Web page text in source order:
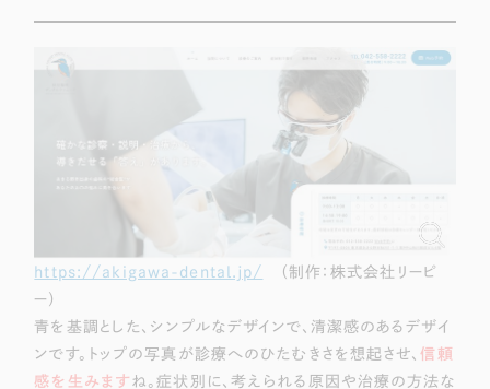
マーケティングDX支援
コーポレートサイト制作
ECサイト制作
ブランドサイト制作
? よくある質問
（12件）
（1件）
オプションサービス
お客様インタビュー
Outsourcing
アウトソーシング（代行支援）
https://akigawa-dental.jp/
（制作：株式会社リーピ
ー）
青を基調とした、シンプルなデザインで、清潔感のあるデザイ
ンです。トップの写真が診療へのひたむきさを想起させ、信頼
感を生みます ね。症状別に、考えられる原因や治療の方法な